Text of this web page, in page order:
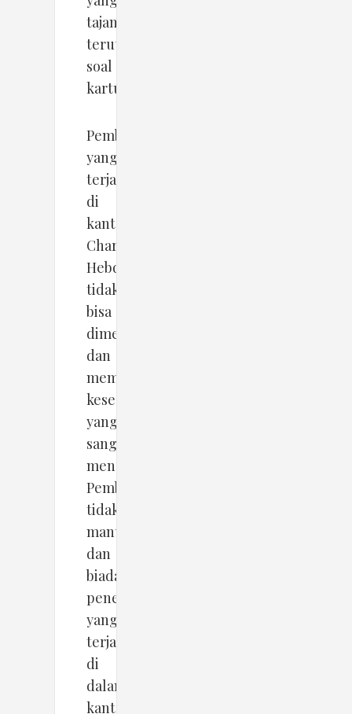
tajam
terutama
soal
kartunnya.
Pembunuhan
yang
terjadi
di
kantor
Charlie
Hebdo
tidak
bisa
dimengerti
dan
membawa
kesedihan
yang
sangat
mendalam.
Pembunuhan
tidak
manusiawi
dan
biadab;
penembakan
yang
terjadi
di
dalam
kantor